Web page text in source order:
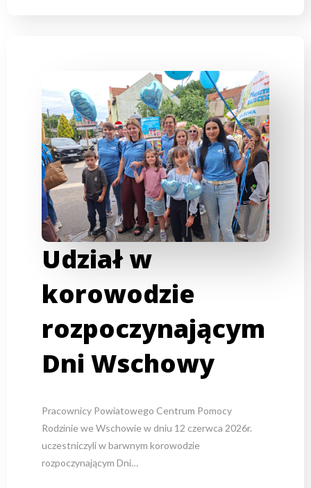
Udział w
korowodzie
rozpoczynającym
Dni Wschowy
Pracownicy Powiatowego Centrum Pomocy
Rodzinie we Wschowie w dniu 12 czerwca 2026r.
uczestniczyli w barwnym korowodzie
rozpoczynającym Dni…